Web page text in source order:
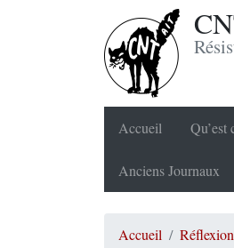
Accueil
Anciens Journaux
Accueil